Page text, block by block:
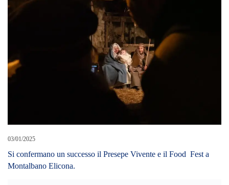
03/01/2025
Si confermano un successo il Presepe Vivente e il Food Fest a
Montalbano Elicona.